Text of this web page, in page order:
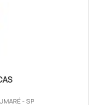
- SP